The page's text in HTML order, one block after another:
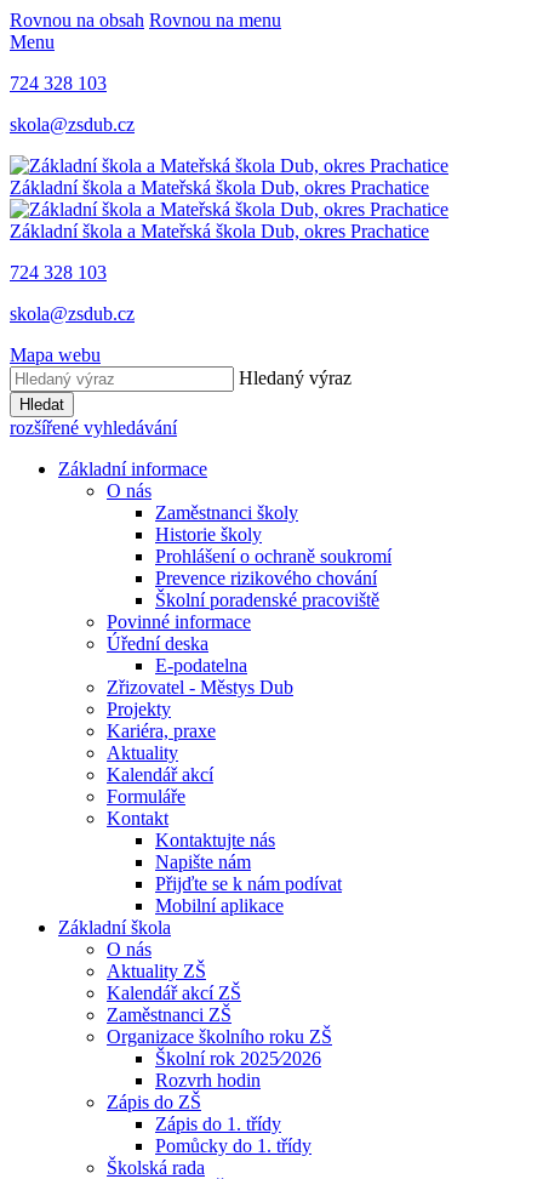
Rovnou na obsah Rovnou na menu
Menu
724 328 103
skola@zsdub.cz
Základní škola a Mateřská škola Dub, okres Prachatice
Základní škola a Mateřská škola Dub, okres Prachatice
724 328 103
skola@zsdub.cz
Mapa webu
Hledaný výraz
Hledat
rozšířené vyhledávání
Základní informace
O nás
Zaměstnanci školy
Historie školy
Prohlášení o ochraně soukromí
Prevence rizikového chování
Školní poradenské pracoviště
Povinné informace
Úřední deska
E-podatelna
Zřizovatel - Městys Dub
Projekty
Kariéra, praxe
Aktuality
Kalendář akcí
Formuláře
Kontakt
Kontaktujte nás
Napište nám
Přijďte se k nám podívat
Mobilní aplikace
Základní škola
O nás
Aktuality ZŠ
Kalendář akcí ZŠ
Zaměstnanci ZŠ
Organizace školního roku ZŠ
Školní rok 2025⁄2026
Rozvrh hodin
Zápis do ZŠ
Zápis do 1. třídy
Pomůcky do 1. třídy
Školská rada